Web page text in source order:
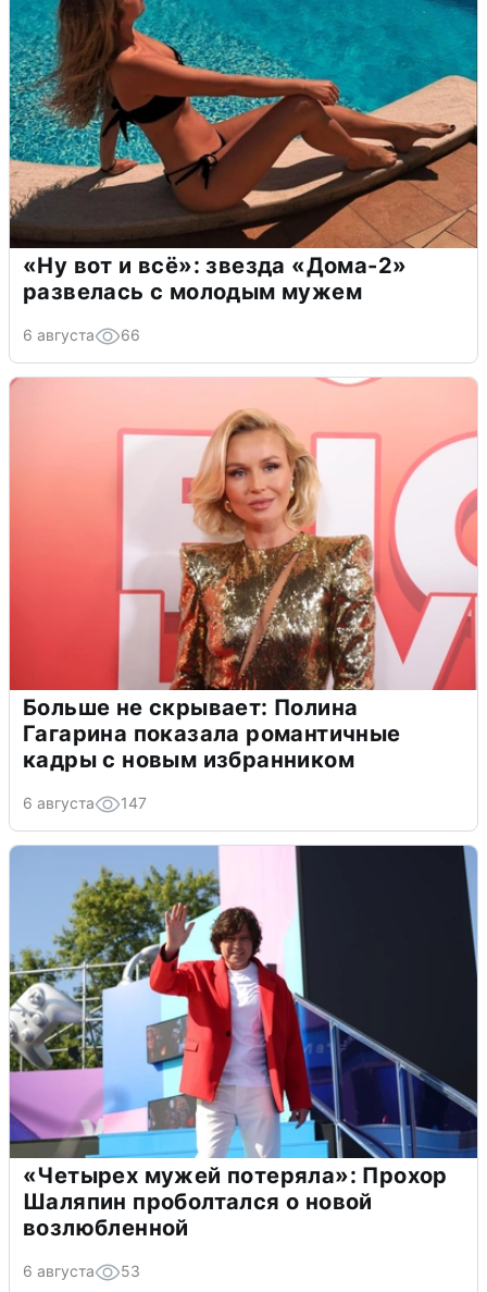
«Ну вот и всё»: звезда «Дома-2»
развелась с молодым мужем
6 августа 66
Больше не скрывает: Полина
Гагарина показала романтичные
кадры с новым избранником
6 августа 147
«Четырех мужей потеряла»: Прохор
Шаляпин проболтался о новой
возлюбленной
6 августа 53